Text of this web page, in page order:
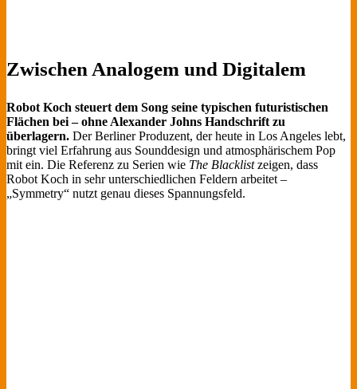
Zwischen Analogem und Digitalem
Robot Koch steuert dem Song seine typischen futuristischen
Flächen bei – ohne Alexander Johns Handschrift zu
überlagern. Der Berliner Produzent, der heute in Los Angeles lebt,
bringt viel Erfahrung aus Sounddesign und atmosphärischem Pop
mit ein. Die Referenz zu Serien wie The Blacklistzeigen, dass
Robot Koch in sehr unterschiedlichen Feldern arbeitet –
„Symmetry“ nutzt genau dieses Spannungsfeld.